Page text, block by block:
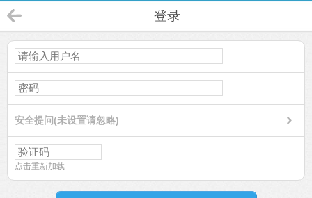
登录
安全提问(未设置请忽略)
点击重新加载